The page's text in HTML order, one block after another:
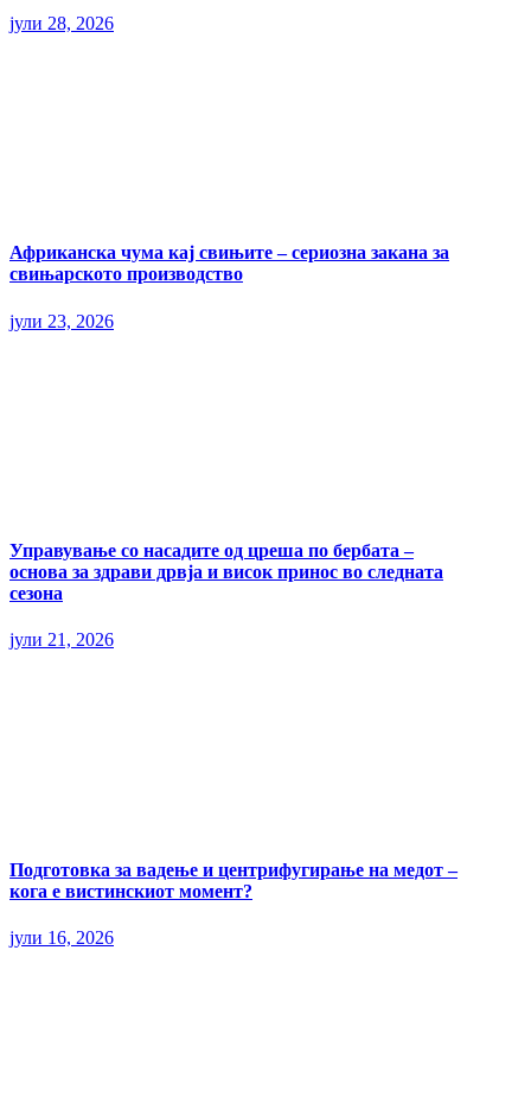
јули 28, 2026
Африканска чума кај свињите – сериозна закана за
свињарското производство
јули 23, 2026
Управување со насадите од цреша по бербата –
основа за здрави дрвја и висок принос во следната
сезона
јули 21, 2026
Подготовка за вадење и центрифугирање на медот –
кога е вистинскиот момент?
јули 16, 2026